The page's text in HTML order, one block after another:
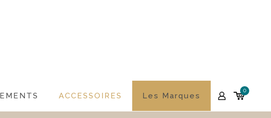
ACCESSOIRES Les Marques
0